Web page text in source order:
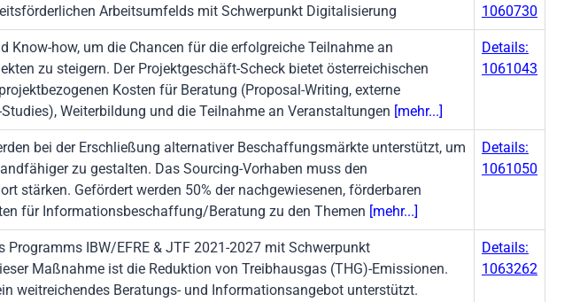
Arbeitsumfelds mit Schwerpunkt Digitalisierung
1060730
Know-how, um die Chancen für die erfolgreiche Teilnahme an
zu steigern. Der Projektgeschäft-Scheck bietet österreichischen
Kosten für Beratung (Proposal-Writing, externe
Weiterbildung und die Teilnahme an Veranstaltungen [mehr...]
Details:
1061043
bei der Erschließung alternativer Beschaffungsmärkte unterstützt, um
zu gestalten. Das Sourcing-Vorhaben muss den
stärken. Gefördert werden 50% der nachgewiesenen, förderbaren
für Informationsbeschaffung/Beratung zu den Themen [mehr...]
Details:
1061050
IBW/EFRE & JTF 2021-2027 mit Schwerpunkt
Maßnahme ist die Reduktion von Treibhausgas (THG)-Emissionen.
weitreichendes Beratungs- und Informationsangebot unterstützt.
Details:
1063262